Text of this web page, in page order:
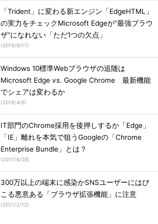
「Trident」に変わる新エンジン「EdgeHTML」
の実力をチェックMicrosoft Edgeが“最強ブラウ
ザ”になれない「ただ1つの欠点」
(2015/9/17)
Windows 10標準Webブラウザの追随は
Microsoft Edge vs. Google Chrome 最新機能
でシェアは変わるか
(2018/4/6)
IT部門のChrome採用を後押しするか「Edge」
「IE」離れを本気で狙うGoogleの「Chrome
Enterprise Bundle」とは？
(2017/6/28)
300万以上の端末に感染かSNSユーザーにはび
こる悪意ある「ブラウザ拡張機能」に注意
(2021/2/12)